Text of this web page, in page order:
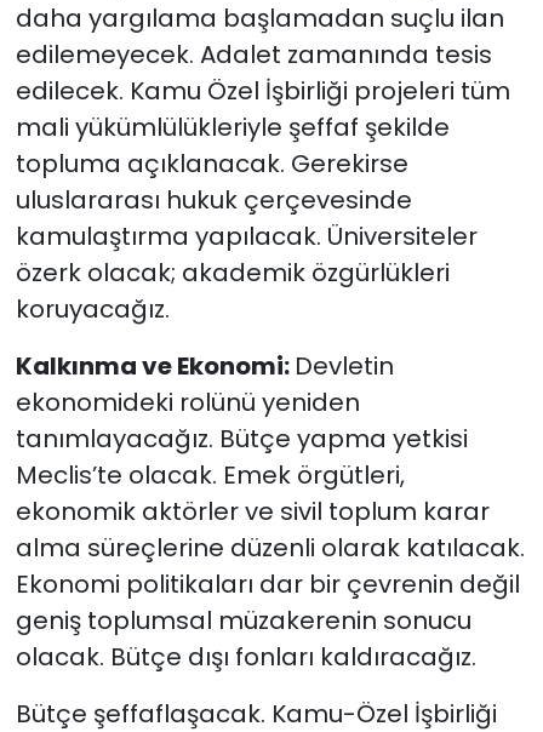
daha yargılama başlamadan suçlu ilan
edilemeyecek. Adalet zamanında tesis
edilecek. Kamu Özel İşbirliği projeleri tüm
mali yükümlülükleriyle şeffaf şekilde
topluma açıklanacak. Gerekirse
uluslararası hukuk çerçevesinde
kamulaştırma yapılacak. Üniversiteler
özerk olacak; akademik özgürlükleri
koruyacağız.
Kalkınma ve Ekonomi: Devletin
ekonomideki rolünü yeniden
tanımlayacağız. Bütçe yapma yetkisi
Meclis’te olacak. Emek örgütleri,
ekonomik aktörler ve sivil toplum karar
alma süreçlerine düzenli olarak katılacak.
Ekonomi politikaları dar bir çevrenin değil
geniş toplumsal müzakerenin sonucu
olacak. Bütçe dışı fonları kaldıracağız.
Bütçe şeffaflaşacak. Kamu-Özel İşbirliği